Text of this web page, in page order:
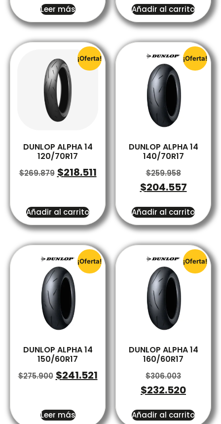
Leer más Añadir al carrito
¡Oferta!
DUNLOP ALPHA 14
120/70R17
$269.879 $218.511
Añadir al carrito
¡Oferta!
DUNLOP ALPHA 14
140/70R17
$259.958
$204.557
Añadir al carrito
¡Oferta!
DUNLOP ALPHA 14
150/60R17
$275.900 $241.521
Leer más
¡Oferta!
DUNLOP ALPHA 14
160/60R17
$306.003
$232.520
Añadir al carrito